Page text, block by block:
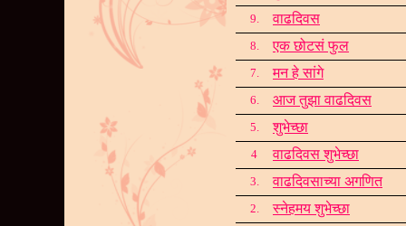
9. वाढदिवस
8. एक छोटसं फुल
7. मन हे सांगे
6. आज तुझा वाढदिवस
5. शुभेच्छा
4 वाढदिवस शुभेच्छा
3. वाढदिवसाच्या अगणित
2. स्नेहमय शुभेच्छा